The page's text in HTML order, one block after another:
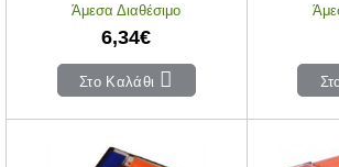
Άμεσα Διαθέσιμο
6,34€
Στο Καλάθι